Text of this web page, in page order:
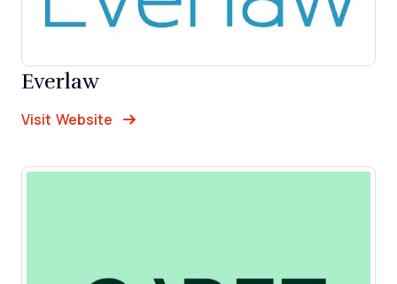
Everlaw
Visit Website Opens New Window